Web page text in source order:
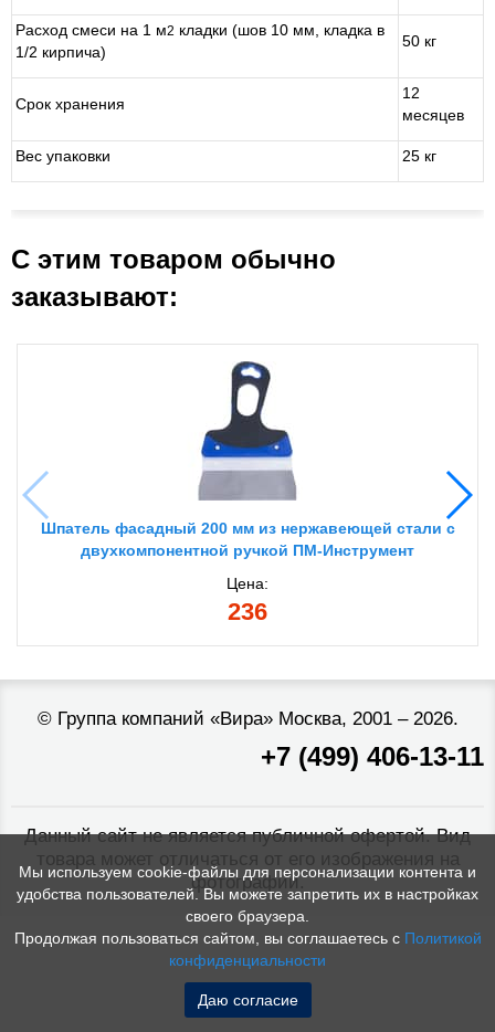
Расход смеси на 1 м2 кладки (шов 10 мм, кладка в
1/2 кирпича)
50 кг
Срок хранения
12
месяцев
Вес упаковки 25 кг
С этим товаром обычно
заказывают:
Шпатель фасадный 200 мм из нержавеющей стали с
двухкомпонентной ручкой ПМ-Инструмент
Цена:
236
© Группа компаний «Вира»Москва, 2001 – 2026.
+7 (499) 406-13-11
Данный сайт не является публичной офертой. Вид
товара может отличаться от его изображения на
фотографии.
Мы используем cookie-файлы для персонализации контента и
удобства пользователей. Вы можете запретить их в настройках
своего браузера.
Продолжая пользоваться сайтом, вы соглашаетесь с Политикой
конфиденциальности
Даю согласие